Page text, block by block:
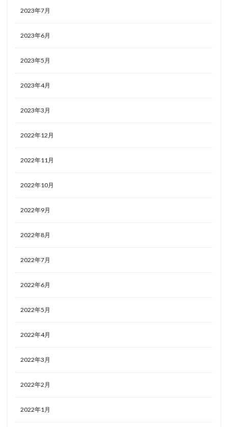
2023年7月
2023年6月
2023年5月
2023年4月
2023年3月
2022年12月
2022年11月
2022年10月
2022年9月
2022年8月
2022年7月
2022年6月
2022年5月
2022年4月
2022年3月
2022年2月
2022年1月